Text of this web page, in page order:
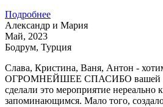
Подробнее
Александр и Мария
Май, 2023
Бодрум, Турция
Слава, Кристина, Ваня, Антон -
ОГРОМНЕЙШЕЕ СПАСИБО вашей
сделали это мероприятие нереально
запоминающимся. Мало того,